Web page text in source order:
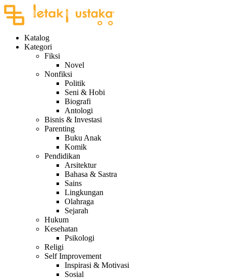
Katalog
Kategori
Fiksi
Novel
Nonfiksi
Politik
Seni & Hobi
Biografi
Antologi
Bisnis & Investasi
Parenting
Buku Anak
Komik
Pendidikan
Arsitektur
Bahasa & Sastra
Sains
Lingkungan
Olahraga
Sejarah
Hukum
Kesehatan
Psikologi
Religi
Self Improvement
Inspirasi & Motivasi
Sosial